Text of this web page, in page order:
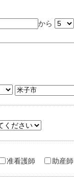
から
准看護師 助産師